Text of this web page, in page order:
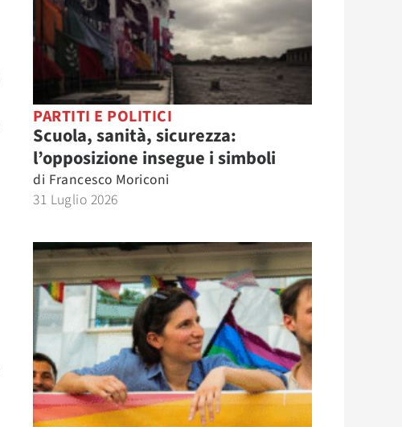
PARTITI E POLITICI
Scuola, sanità, sicurezza:
l’opposizione insegue i simboli
di Francesco Moriconi
31 Luglio 2026